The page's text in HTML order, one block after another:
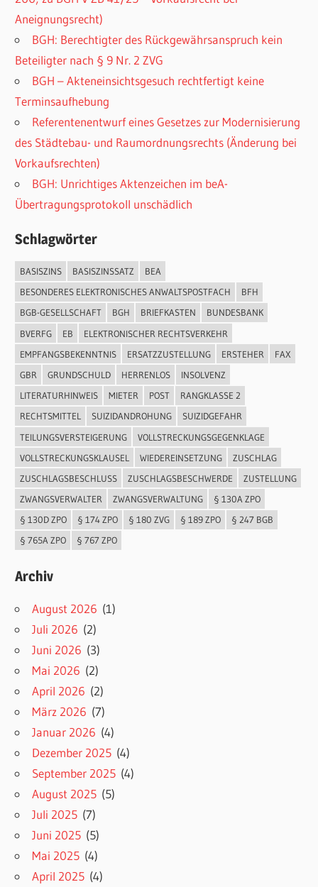
Aneignungsrecht)
BGH: Berechtigter des Rückgewährsanspruch kein
Beteiligter nach § 9 Nr. 2 ZVG
BGH – Akteneinsichtsgesuch rechtfertigt keine
Terminsaufhebung
Referentenentwurf eines Gesetzes zur Modernisierung
des Städtebau- und Raumordnungsrechts (Änderung bei
Vorkaufsrechten)
BGH: Unrichtiges Aktenzeichen im beA-
Übertragungsprotokoll unschädlich
Schlagwörter
BASISZINS BASISZINSSATZ
BEA
BESONDERES ELEKTRONISCHES ANWALTSPOSTFACH
BFH
BGB-GESELLSCHAFT
BGH BRIEFKASTEN
BUNDESBANK
BVERFG
EB
ELEKTRONISCHER RECHTSVERKEHR
EMPFANGSBEKENNTNIS
ERSATZZUSTELLUNG ERSTEHER
FAX
GBR
GRUNDSCHULD HERRENLOS
INSOLVENZ
LITERATURHINWEIS
MIETER POST
RANGKLASSE 2
RECHTSMITTEL
SUIZIDANDROHUNG
SUIZIDGEFAHR
TEILUNGSVERSTEIGERUNG
VOLLSTRECKUNGSGEGENKLAGE
VOLLSTRECKUNGSKLAUSEL
WIEDEREINSETZUNG
ZUSCHLAG
ZUSCHLAGSBESCHLUSS
ZUSCHLAGSBESCHWERDE
ZUSTELLUNG
ZWANGSVERWALTER
ZWANGSVERWALTUNG
§ 130A ZPO
§ 130D ZPO
§ 174 ZPO § 180 ZVG § 189 ZPO
§ 247 BGB
§ 765A ZPO
§ 767 ZPO
Archiv
August 2026 (1)
Juli 2026 (2)
Juni 2026 (3)
Mai 2026 (2)
April 2026 (2)
März 2026 (7)
Januar 2026 (4)
Dezember 2025 (4)
September 2025 (4)
August 2025 (5)
Juli 2025 (7)
Juni 2025 (5)
Mai 2025 (4)
April 2025 (4)